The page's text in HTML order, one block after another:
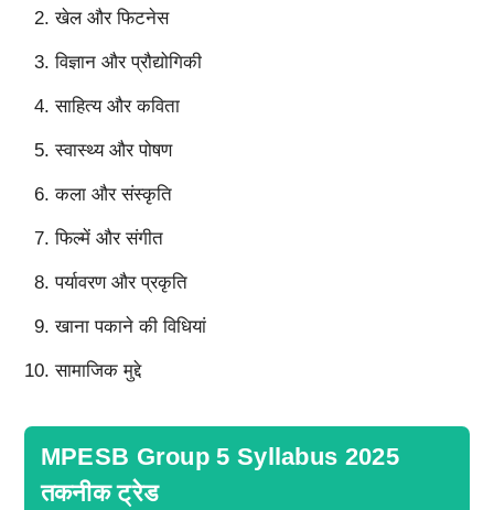
खेल और फिटनेस
विज्ञान और प्रौद्योगिकी
साहित्य और कविता
स्वास्थ्य और पोषण
कला और संस्कृति
फिल्में और संगीत
पर्यावरण और प्रकृति
खाना पकाने की विधियां
सामाजिक मुद्दे
MPESB Group 5 Syllabus 2025
तकनीक ट्रेड